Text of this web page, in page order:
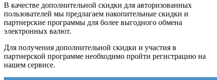
В качестве дополнительной скидки для авторизованных
пользователей мы предлагаем накопительные скидки и
партнерские программы для более выгодного обмена
электронных валют.
Для получения дополнительной скидки и участия в
партнерской программе необходимо пройти регистрацию на
нашем сервисе.